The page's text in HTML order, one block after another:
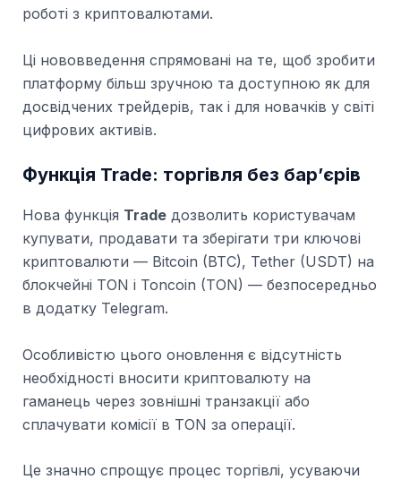
роботі з криптовалютами.
Ці нововведення спрямовані на те, щоб зробити
платформу більш зручною та доступною як для
досвідчених трейдерів, так і для новачків у світі
цифрових активів.
Функція Trade: торгівля без бар’єрів
Нова функція Tradeдозволить користувачам
купувати, продавати та зберігати три ключові
криптовалюти — Bitcoin (BTC), Tether (USDT) на
блокчейні TON і Toncoin (TON) — безпосередньо
в додатку Telegram.
Особливістю цього оновлення є відсутність
необхідності вносити криптовалюту на
гаманець через зовнішні транзакції або
сплачувати комісії в TON за операції.
Це значно спрощує процес торгівлі, усуваючи